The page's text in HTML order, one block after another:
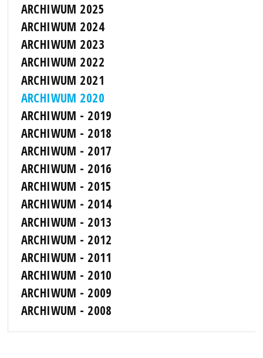
ARCHIWUM 2025
ARCHIWUM 2024
ARCHIWUM 2023
ARCHIWUM 2022
ARCHIWUM 2021
ARCHIWUM 2020
ARCHIWUM - 2019
ARCHIWUM - 2018
ARCHIWUM - 2017
ARCHIWUM - 2016
ARCHIWUM - 2015
ARCHIWUM - 2014
ARCHIWUM - 2013
ARCHIWUM - 2012
ARCHIWUM - 2011
ARCHIWUM - 2010
ARCHIWUM - 2009
ARCHIWUM - 2008